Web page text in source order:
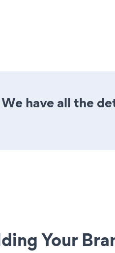
have all the
Your